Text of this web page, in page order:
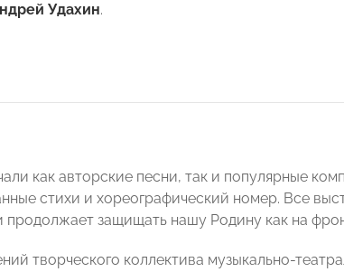
Удахин.
как авторские песни, так и популярные
стихи и хореографический номер. Все
защищать нашу Родину как на
творческого коллектива музыкально-